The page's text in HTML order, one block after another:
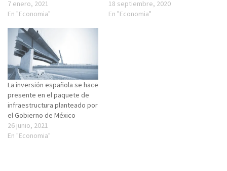
7 enero, 2021
En "Economia"
18 septiembre, 2020
En "Economia"
La inversión española se hace
presente en el paquete de
infraestructura planteado por
el Gobierno de México
26 junio, 2021
En "Economia"